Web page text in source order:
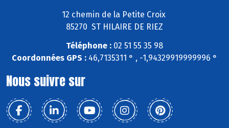
12 chemin de la Petite Croix
85270 ST HILAIRE DE RIEZ
Téléphone : 02 51 55 35 98
Coordonnées GPS : 46,7135311 ° , -1,94329919999996 °
Nous suivre sur